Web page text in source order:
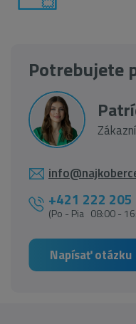
Potrebujete
+421 222 205
(Po - Pia 08:00 -
Napísať otázku